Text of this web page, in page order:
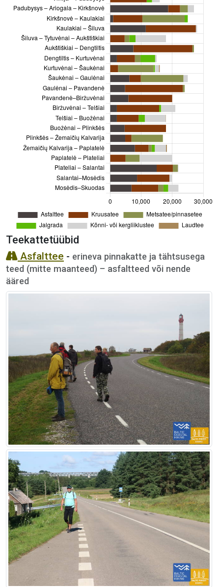
Teekattetüübid
Asfalttee - erineva pinnakatte ja tähtsusega
teed (mitte maanteed) – asfaltteed või nende
ääred